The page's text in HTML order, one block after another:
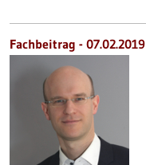
Fachbeitrag - 07.02.2019